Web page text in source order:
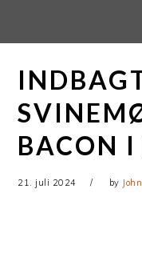
primær
navigation
BACON I
21. juli 2024 by